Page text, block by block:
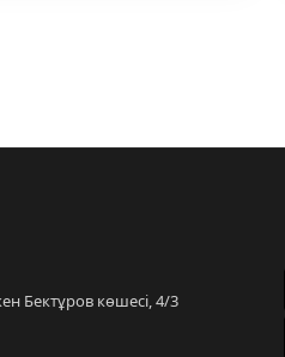
Бектұров көшесі, 4/3